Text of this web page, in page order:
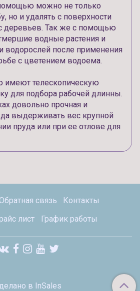
можно не только
но и удалять с поверхности
деревьев. Так же с помощью
водные растения и
водорослей после применения
с цветением водоема.
имеют телескопическую
для подбора рабочей длинны.
довольно прочная и
выдерживать вес крупной
пруда или при ее отлове для
связь
Контакты
лист
График работы
в InSales